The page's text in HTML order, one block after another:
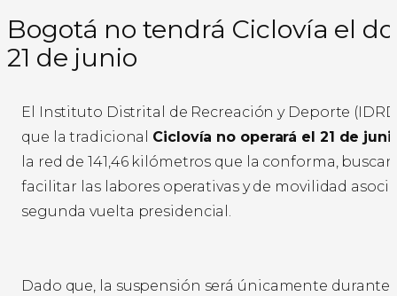
Bogotá no tendrá Ciclovía el
21 de junio
El Instituto Distrital de Recreación y Deporte
que la tradicional Ciclovía no operará el 21 de
la red de 141,46 kilómetros que la conforma,
facilitar las labores operativas y de movilidad
segunda vuelta presidencial.
Dado que, la suspensión será únicamente durante